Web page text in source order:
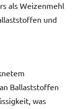
als Weizenmehl
und
Ballaststoffen
was